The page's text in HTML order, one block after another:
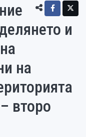
и
на
второ